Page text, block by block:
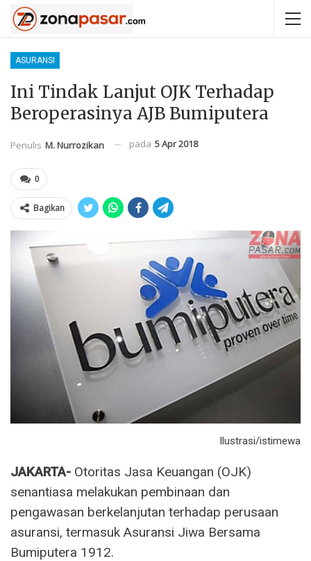
ASURANSI
Ini Tindak Lanjut OJK Terhadap
Beroperasinya AJB Bumiputera
Penulis M. Nurrozikan pada 5 Apr 2018
0
Bagikan
Ilustrasi/istimewa
JAKARTA- Otoritas Jasa Keuangan (OJK)
senantiasa melakukan pembinaan dan
pengawasan berkelanjutan terhadap perusaan
asuransi, termasuk Asuransi Jiwa Bersama
Bumiputera 1912.